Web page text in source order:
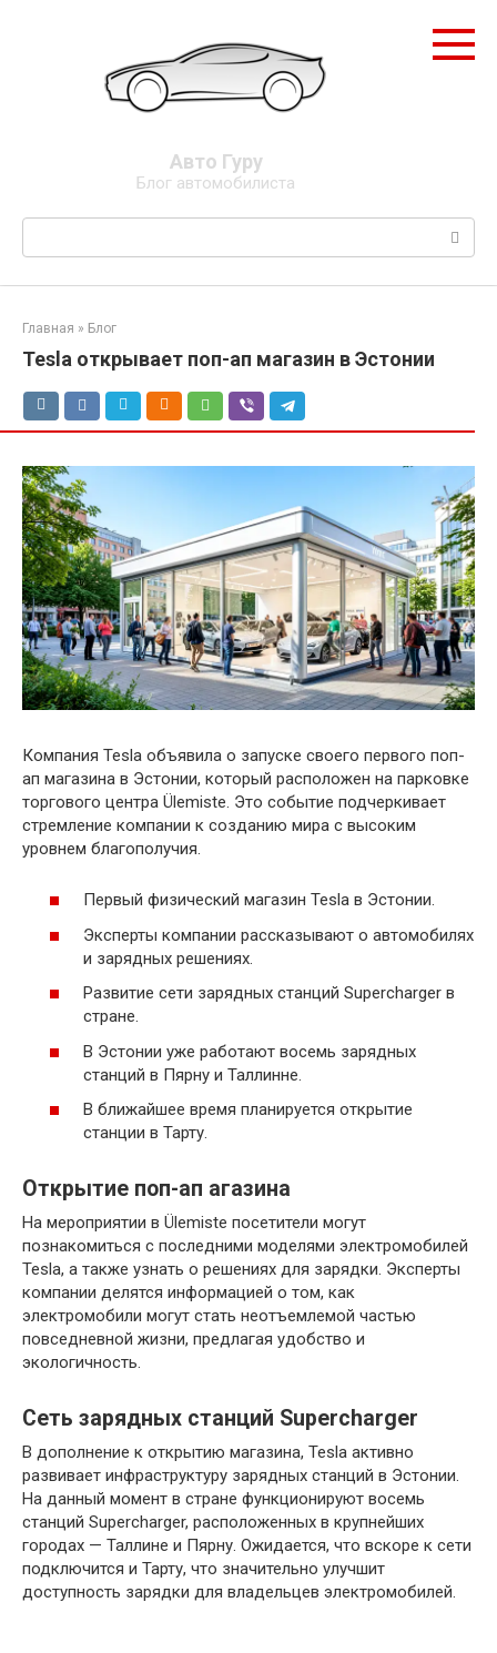
Авто Гуру
Блог автомобилиста
Поиск:
Главная » Блог
Tesla открывает поп-ап магазин в Эстонии
Компания Tesla объявила о запуске своего первого поп-
ап магазина в Эстонии, который расположен на парковке
торгового центра Ülemiste. Это событие подчеркивает
стремление компании к созданию мира с высоким
уровнем благополучия.
Первый физический магазин Tesla в Эстонии.
Эксперты компании рассказывают о автомобилях
и зарядных решениях.
Развитие сети зарядных станций Supercharger в
стране.
В Эстонии уже работают восемь зарядных
станций в Пярну и Таллинне.
В ближайшее время планируется открытие
станции в Тарту.
Открытие поп-ап агазина
На мероприятии в Ülemiste посетители могут
познакомиться с последними моделями электромобилей
Tesla, а также узнать о решениях для зарядки. Эксперты
компании делятся информацией о том, как
электромобили могут стать неотъемлемой частью
повседневной жизни, предлагая удобство и
экологичность.
Сеть зарядных станций Supercharger
В дополнение к открытию магазина, Tesla активно
развивает инфраструктуру зарядных станций в Эстонии.
На данный момент в стране функционируют восемь
станций Supercharger, расположенных в крупнейших
городах — Таллине и Пярну. Ожидается, что вскоре к сети
подключится и Тарту, что значительно улучшит
доступность зарядки для владельцев электромобилей.